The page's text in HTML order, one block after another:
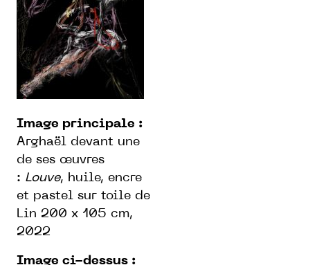
Image principale :
Arghaël devant une
de ses œuvres
: Louve, huile, encre
et pastel sur toile de
Lin 200 x 105 cm,
2022
Image ci-dessus :